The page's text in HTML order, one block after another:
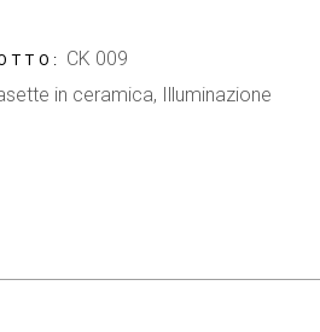
CK 009
in ceramica, Illuminazione